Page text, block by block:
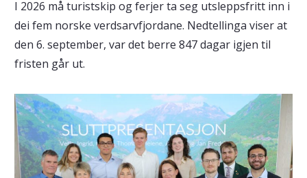
I 2026 må turistskip og ferjer ta seg utsleppsfritt inn i
dei fem norske verdsarvfjordane. Nedtellinga viser at
den 6. september, var det berre 847 dagar igjen til
fristen går ut.